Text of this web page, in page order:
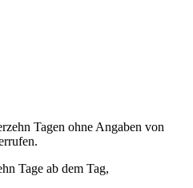
Tagen ohne Angaben von
Tage ab dem Tag,